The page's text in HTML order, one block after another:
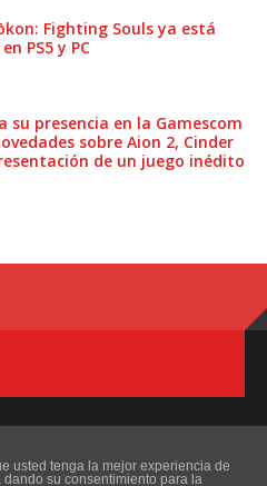
Fighting Souls ya está
PS5 y PC
su presencia en la Gamescom
sobre Aion 2, Cinder
de un juego inédito
usted tenga la mejor experiencia de
su consentimiento para la